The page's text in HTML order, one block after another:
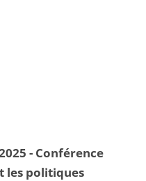
- Conférence
les politiques